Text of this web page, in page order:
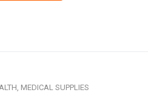
MEDICAL SUPPLIES